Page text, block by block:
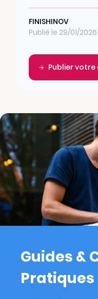
FINISHINOV
Publié le 29/01/2026
Publier
Guides &
Pratiques